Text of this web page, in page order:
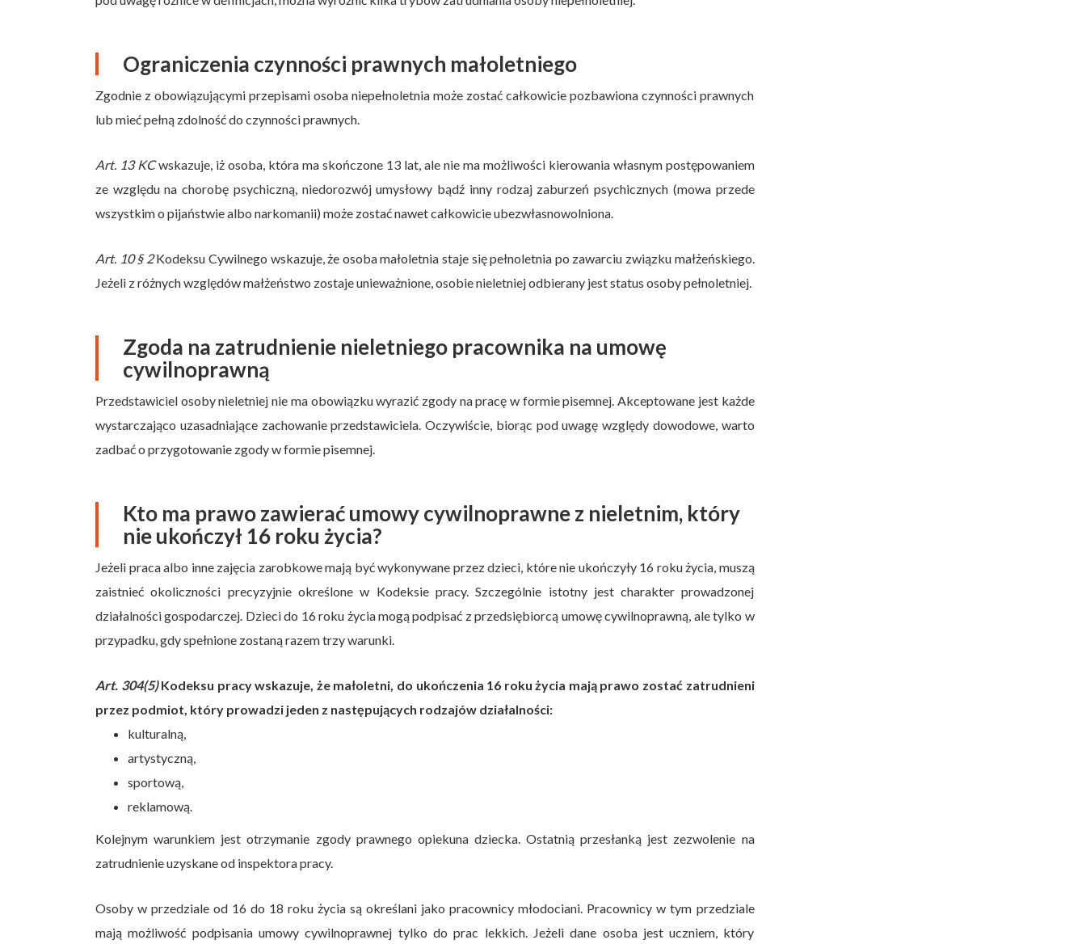
Ograniczenia czynności prawnych małoletniego
Zgodnie z obowiązującymi przepisami osoba niepełnoletnia może zostać całkowicie pozbawiona czynności prawnych
lub mieć pełną zdolność do czynności prawnych.
Art. 13 KCwskazuje, iż osoba, która ma skończone 13 lat, ale nie ma możliwości kierowania własnym postępowaniem
ze względu na chorobę psychiczną, niedorozwój umysłowy bądź inny rodzaj zaburzeń psychicznych (mowa przede
wszystkim o pijaństwie albo narkomanii) może zostać nawet całkowicie ubezwłasnowolniona.
Art. 10 § 2Kodeksu Cywilnego wskazuje, że osoba małoletnia staje się pełnoletnia po zawarciu związku małżeńskiego.
Jeżeli z różnych względów małżeństwo zostaje unieważnione, osobie nieletniej odbierany jest status osoby pełnoletniej.
Zgoda na zatrudnienie nieletniego pracownika na umowę
cywilnoprawną
Przedstawiciel osoby nieletniej nie ma obowiązku wyrazić zgody na pracę w formie pisemnej. Akceptowane jest każde
wystarczająco uzasadniające zachowanie przedstawiciela. Oczywiście, biorąc pod uwagę względy dowodowe, warto
zadbać o przygotowanie zgody w formie pisemnej.
Kto ma prawo zawierać umowy cywilnoprawne z nieletnim, który
nie ukończył 16 roku życia?
Jeżeli praca albo inne zajęcia zarobkowe mają być wykonywane przez dzieci, które nie ukończyły 16 roku życia, muszą
zaistnieć okoliczności precyzyjnie określone w Kodeksie pracy. Szczególnie istotny jest charakter prowadzonej
działalności gospodarczej. Dzieci do 16 roku życia mogą podpisać z przedsiębiorcą umowę cywilnoprawną, ale tylko w
przypadku, gdy spełnione zostaną razem trzy warunki.
Art. 304(5)Kodeksu pracy wskazuje, że małoletni, do ukończenia 16 roku życia mają prawo zostać zatrudnieni
przez podmiot, który prowadzi jeden z następujących rodzajów działalności:
kulturalną,
artystyczną,
sportową,
reklamową.
Kolejnym warunkiem jest otrzymanie zgody prawnego opiekuna dziecka. Ostatnią przesłanką jest zezwolenie na
zatrudnienie uzyskane od inspektora pracy.
Osoby w przedziale od 16 do 18 roku życia są określani jako pracownicy młodociani. Pracownicy w tym przedziale
mają możliwość podpisania umowy cywilnoprawnej tylko do prac lekkich. Jeżeli dane osoba jest uczniem, który